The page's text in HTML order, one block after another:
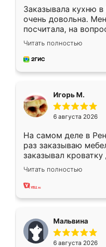
Заказывала кухню в
очень довольна.
посчитала, на
Замерщик приехал в
делу со всей
за день, ребята
Читать полностью
Игорь М.
6 августа 2026
На самом деле в
раз заказываю
заказывал
ребёнка при его
заказал шкаф-купе.
хорошее сборка
меньше, здесь же он
Мне нравится ,если
мебели буду
Читать полностью
Мальвина
6 августа 2026